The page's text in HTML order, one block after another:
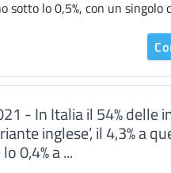
sotto lo 0,5%, con un singolo
- In Italia il 54% delle
inglese’, il 4,3% a
0,4% a ...